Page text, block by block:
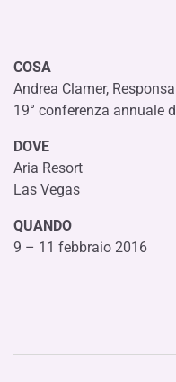
COSA
Andrea Clamer,
19° conferenza annuale
DOVE
Aria Resort
Las Vegas
QUANDO
9 – 11 febbraio 2016